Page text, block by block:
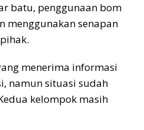
batu, penggunaan bom
menggunakan senapan
menerima informasi
namun situasi sudah
kelompok masih